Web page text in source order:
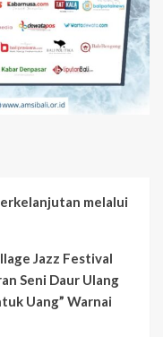
melalui
Jazz Festival
Seni Daur Ulang
Uang” Warnai